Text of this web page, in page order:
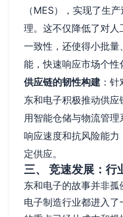
（MES），实现了生
理。这不仅降低了对
一致性，还使得小批
能，快速响应市场个性
供应链的韧性构建 ：
东和电子积极推动供
用智能仓储与物流管
响应速度和抗风险能
定供应。
三、 竞速发展：行
东和电子的故事并非
电子制造行业都进入了